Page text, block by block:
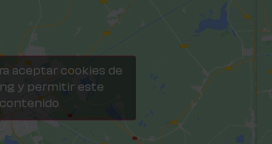
aceptar cookies de
y permitir este
contenido